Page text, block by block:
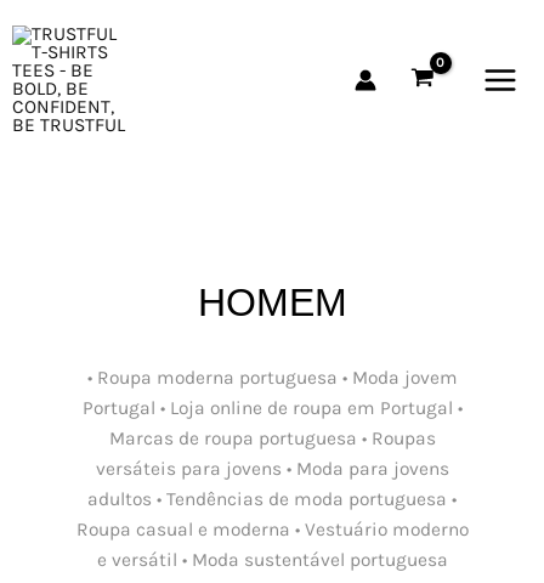
to
content
HOMEM
• Roupa moderna portuguesa • Moda jovem
Portugal • Loja online de roupa em Portugal •
Marcas de roupa portuguesa • Roupas
versáteis para jovens • Moda para jovens
adultos • Tendências de moda portuguesa •
Roupa casual e moderna • Vestuário moderno
e versátil • Moda sustentável portuguesa